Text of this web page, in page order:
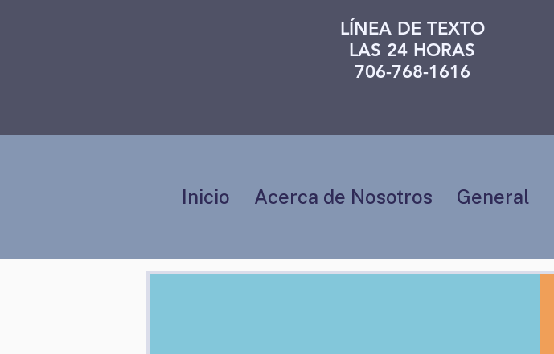
LÍNEA DE TEXTO
LAS 24 HORAS
706-768-1616
Inicio Acerca de Nosotros General